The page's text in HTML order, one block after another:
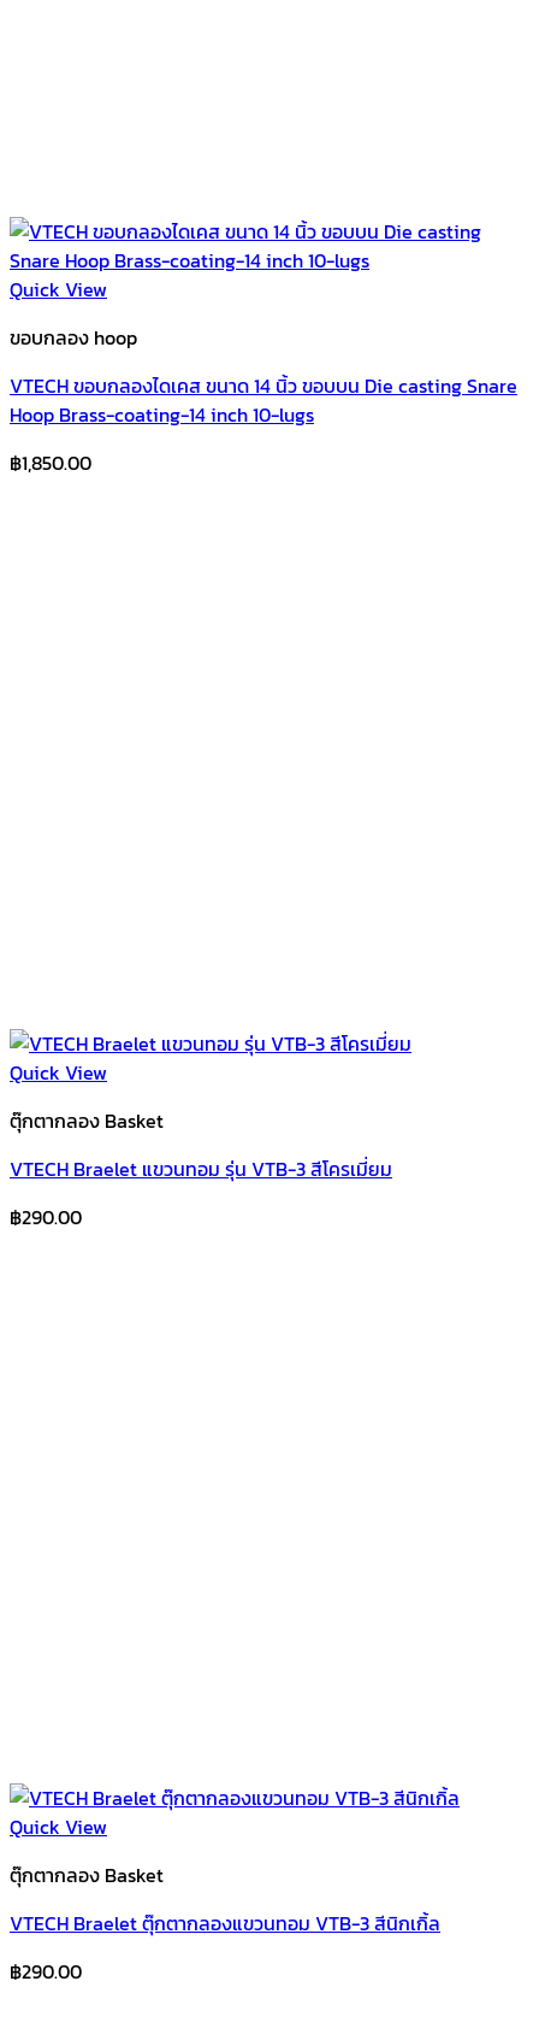
Quick View
ขอบกลอง hoop
VTECH ขอบกลองไดเคส ขนาด 14 นิ้ว ขอบบน Die casting Snare
Hoop Brass-coating-14 inch 10-lugs
฿1,850.00
Quick View
ตุ๊กตากลอง Basket
VTECH Braelet แขวนทอม รุ่น VTB-3 สีโครเมี่ยม
฿290.00
Quick View
ตุ๊กตากลอง Basket
VTECH Braelet ตุ๊กตากลองแขวนทอม VTB-3 สีนิกเกิ้ล
฿290.00